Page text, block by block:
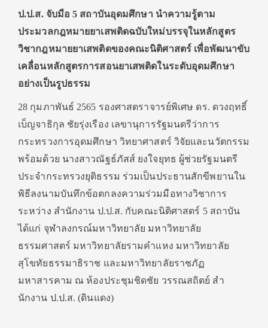
ป.ป.ส. จับมือ 5 สถาบันอุดมศึกษา นําความรู้ตาม
ประมวลกฎหมายยาเสพติดฉบับใหม่บรรจุในหลักสูตร
วิชากฎหมายยาเสพติดของคณะนิติศาสตร์ เพื่อพัฒนาขับ
เคลื่อนหลักสูตรการสอนยาเสพติดในระดับอุดมศึกษา
อย่างเป็นรูปธรรม
28 กุมภาพันธ์ 2565 รองศาสตราจารย์พิเศษ ดร. ดวงฤทธิ์
เบ็ญจาธิกุล ชัยรุ่งเรือง เลขานุการรัฐมนตรีว่าการ
กระทรวงการอุดมศึกษา วิทยาศาสตร์ วิจัยและนวัตกรรม
พร้อมด้วย นางสาวณัฐธ์ภัสส์ ยงใจยุทธ ผู้ช่วยรัฐมนตรี
ประจํากระทรวงยุติธรรม ร่วมเป็นประธานสักขีพยานใน
พิธีลงนามบันทึกข้อตกลงความร่วมมือทางวิชาการ
ระหว่าง สํานักงาน ป.ป.ส. กับคณะนิติศาสตร์ 5 สถาบัน
ได้แก่ จุฬาลงกรณ์มหาวิทยาลัย มหาวิทยาลัย
ธรรมศาสตร์ มหาวิทยาลัยรามคําแหง มหาวิทยาลัย
สุโขทัยธรรมาธิราช และมหาวิทยาลัยราชภัฏ
มหาสารคาม ณ ห้องประชุมชิดชัย วรรณสถิตย์ สํา
นักงาน ป.ป.ส. (ดินแดง)